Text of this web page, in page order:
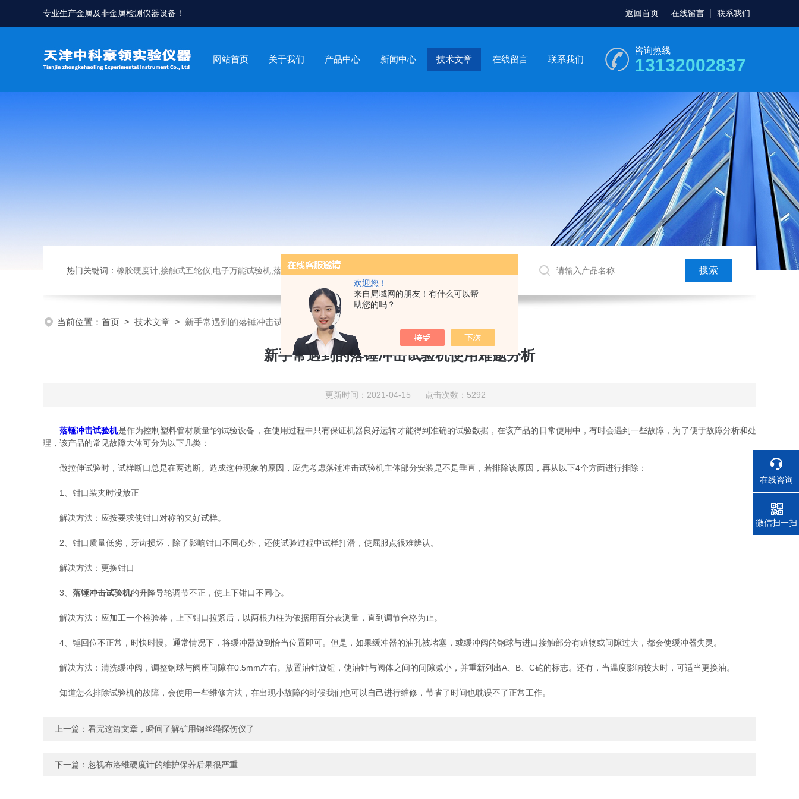
欢迎您！
来自局域网的朋友！有什么可以帮
助您的吗？
专业生产金属及非金属检测仪器设备！ 返回首页 在线留言 联系我们
咨询热线
13132002837
网站首页 关于我们 产品中心 新闻中心 技术文章 在线留言 联系我们
热门关键词： 橡胶硬度计,接触式五轮仪,电子万能试验机,落锤冲击试验机,数显弹簧试验机 ,污泥浓度计,流速流量仪,多普勒流速仪,手持式超声波流量计,电火花检漏仪
当前位置： 首页 > 技术文章 > 新手常遇到的落锤冲击试验机使用难题分析
新手常遇到的落锤冲击试验机使用难题分析
更新时间：2021-04-15 点击次数：5292
落锤冲击试验机是作为控制塑料管材质量*的试验设备，在使用过程中只有保证机器良好运转才能得到准确的试验数据，在该产品的日常使用中，有时会遇到一些故障，为了便于故障分析和处
理，该产品的常见故障大体可分为以下几类：
做拉伸试验时，试样断口总是在两边断。造成这种现象的原因，应先考虑落锤冲击试验机主体部分安装是不是垂直，若排除该原因，再从以下4个方面进行排除：
1、钳口装夹时没放正
解决方法：应按要求使钳口对称的夹好试样。
2、钳口质量低劣，牙齿损坏，除了影响钳口不同心外，还使试验过程中试样打滑，使屈服点很难辨认。
解决方法：更换钳口
3、 落锤冲击试验机的升降导轮调节不正，使上下钳口不同心。
解决方法：应加工一个检验棒，上下钳口拉紧后，以两根力柱为依据用百分表测量，直到调节合格为止。
4、锤回位不正常，时快时慢。通常情况下，将缓冲器旋到恰当位置即可。但是，如果缓冲器的油孔被堵塞，或缓冲阀的钢球与进口接触部分有赃物或间隙过大，都会使缓冲器失灵。
解决方法：清洗缓冲阀，调整钢球与阀座间隙在0.5mm左右。放置油针旋钮，使油针与阀体之间的间隙减小，并重新列出A、B、C砣的标志。还有，当温度影响较大时，可适当更换油。
知道怎么排除试验机的故障，会使用一些维修方法，在出现小故障的时候我们也可以自己进行维修，节省了时间也耽误不了正常工作。
上一篇： 看完这篇文章，瞬间了解矿用钢丝绳探伤仪了
下一篇： 忽视布洛维硬度计的维护保养后果很严重
在线咨询
电话
微信扫一扫